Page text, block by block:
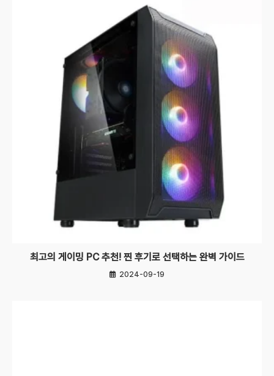
최고의 게이밍 PC 추천! 찐 후기로 선택하는 완벽 가이드
2024-09-19